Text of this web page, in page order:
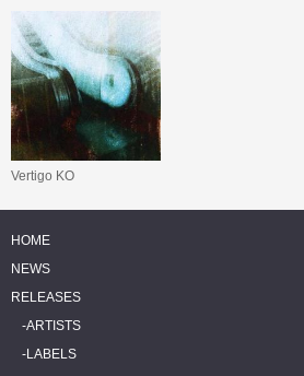
Vertigo KO
HOME
NEWS
RELEASES
ARTISTS
LABELS